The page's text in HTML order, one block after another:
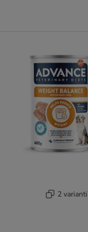
2 varianti